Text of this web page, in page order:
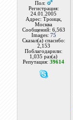
Пол:
Регистрация:
24.01.2005
Адрес: Троицк,
Москва
Сообщений: 6,563
Images: 75
Сказал(а) спасибо:
2,153
Поблагодарили:
1,035 раз(а)
Репутация:39614